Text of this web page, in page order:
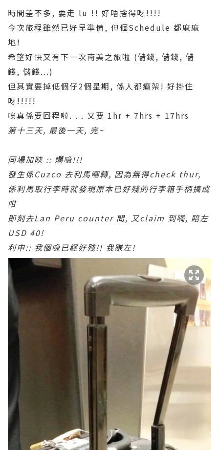
時間差不多, 要走 lu !! 好唔捨得呀!!!!
今次旅程雖然已好早準備, 但個Schedule 都麻麻
地!
希望好快又有下一次南美之旅啦 (儲錢, 儲錢, 儲
錢, 儲錢...)
但其實要掉低個仔2個星期, 係人都癲架! 好掛住
呀!!!!!
唉真係要回程啦. . . 又要 1hr + 7hrs + 17hrs
第十三天, 最後一天, 完~
同場加映 :: 爛喼!!!
發生係Cuzco 去利馬嗰轉, 因為無得check thur,
係利馬取行李時就發現原本已好殘的行李箱手柄搞成
咁
即刻去Lan Peru counter 問, 又claim 到喎, 賠左
USD 40!
利申:: 我個喼已經好殘!! 我賺左!